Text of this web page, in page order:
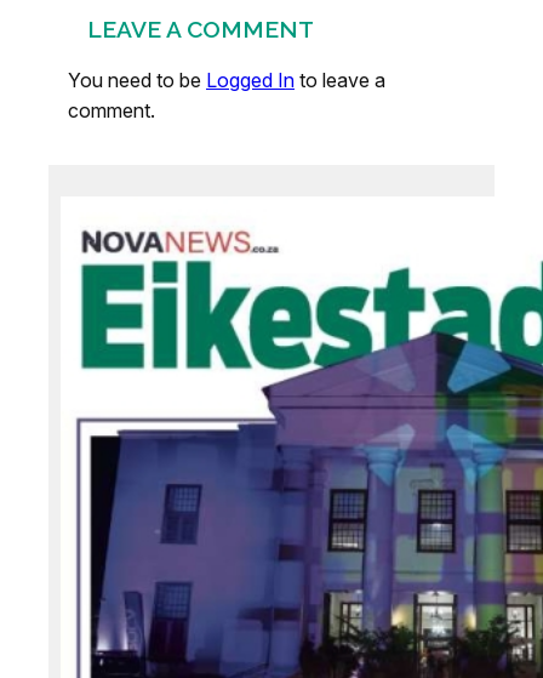
LEAVE A COMMENT
You need to be Logged In to leave a
comment.